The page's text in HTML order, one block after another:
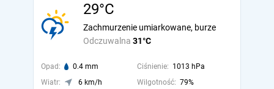
29°C
Odczuwalna 31°C
Zachmurzenie umiarkowane, burze
Opad: 0.4 mm Ciśnienie: 1013 hPa
Wiatr:
6 km/h Wilgotność: 79%